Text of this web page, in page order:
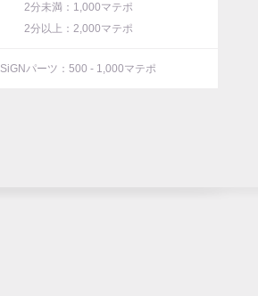
2分未満：1,000マテポ
2分以上：2,000マテポ
SiGNパーツ：500 - 1,000マテポ